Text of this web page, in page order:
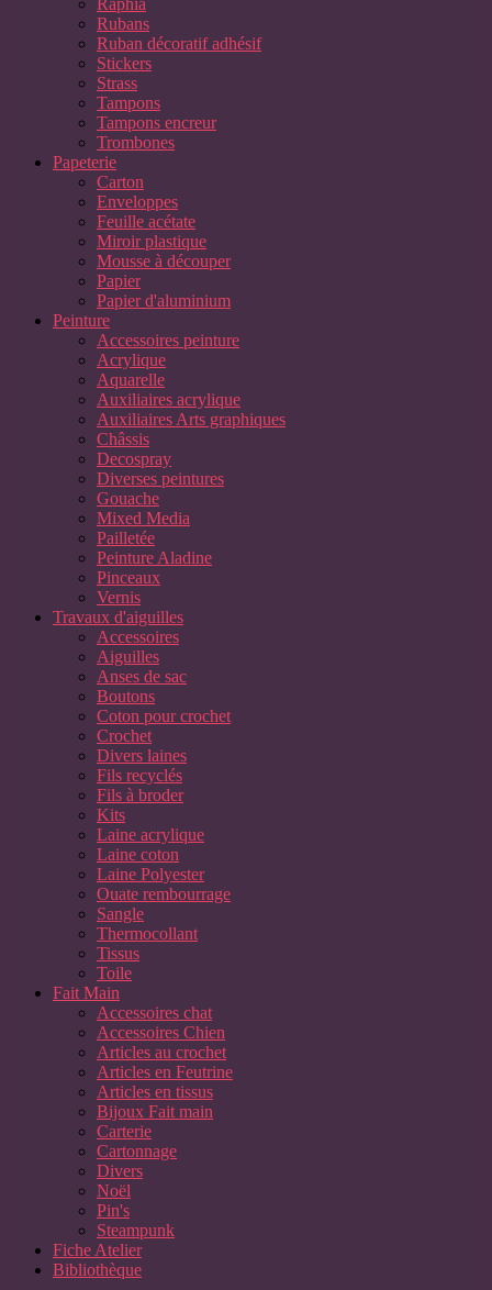
Rubans
Ruban décoratif adhésif
Stickers
Strass
Tampons
Tampons encreur
Trombones
Papeterie
Carton
Enveloppes
Feuille acétate
Miroir plastique
Mousse à découper
Papier
Papier d'aluminium
Peinture
Accessoires peinture
Acrylique
Aquarelle
Auxiliaires acrylique
Auxiliaires Arts graphiques
Châssis
Decospray
Diverses peintures
Gouache
Mixed Media
Pailletée
Peinture Aladine
Pinceaux
Vernis
Travaux d'aiguilles
Accessoires
Aiguilles
Anses de sac
Boutons
Coton pour crochet
Crochet
Divers laines
Fils recyclés
Fils à broder
Kits
Laine acrylique
Laine coton
Laine Polyester
Ouate rembourrage
Sangle
Thermocollant
Tissus
Toile
Fait Main
Accessoires chat
Accessoires Chien
Articles au crochet
Articles en Feutrine
Articles en tissus
Bijoux Fait main
Carterie
Cartonnage
Divers
Noël
Pin's
Steampunk
Fiche Atelier
Bibliothèque